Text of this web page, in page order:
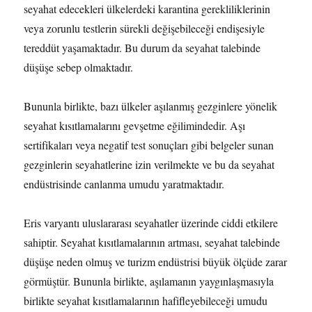
seyahat edecekleri ülkelerdeki karantina gerekliliklerinin
veya zorunlu testlerin sürekli değişebileceği endişesiyle
tereddüt yaşamaktadır. Bu durum da seyahat talebinde
düşüşe sebep olmaktadır.
Bununla birlikte, bazı ülkeler aşılanmış gezginlere yönelik
seyahat kısıtlamalarını gevşetme eğilimindedir. Aşı
sertifikaları veya negatif test sonuçları gibi belgeler sunan
gezginlerin seyahatlerine izin verilmekte ve bu da seyahat
endüstrisinde canlanma umudu yaratmaktadır.
Eris varyantı uluslararası seyahatler üzerinde ciddi etkilere
sahiptir. Seyahat kısıtlamalarının artması, seyahat talebinde
düşüşe neden olmuş ve turizm endüstrisi büyük ölçüde zarar
görmüştür. Bununla birlikte, aşılamanın yaygınlaşmasıyla
birlikte seyahat kısıtlamalarının hafifleyebileceği umudu